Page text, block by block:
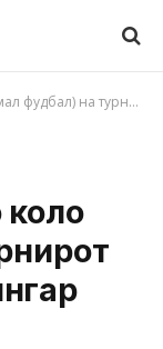
„Миле Јаневски Џингар 2017)
коло